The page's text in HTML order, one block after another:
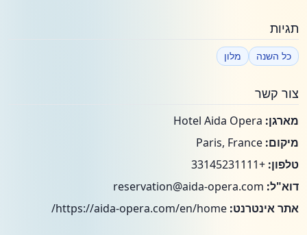
תגיות
כל השנה מלון
צור קשר
מארגן:
מיקום:
טלפון: +33145231111
דוא"ל: reservation@aida-opera.com
אתר אינטרנט: